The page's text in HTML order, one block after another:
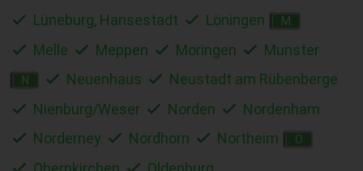
Lüneburg, Hansestadt
Löningen M
Melle Meppen Moringen Munster
N Neuenhaus
Neustadt am Rübenberge
Nienburg/Weser
Norden
Nordenham
Norderney
Nordhorn Northeim O